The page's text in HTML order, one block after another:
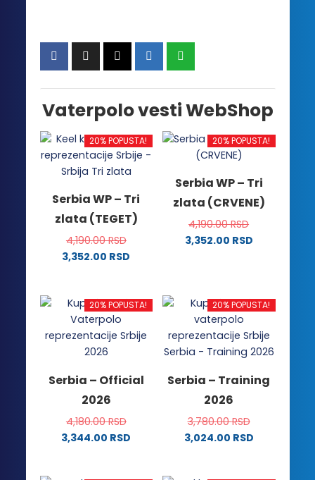
Vaterpolo vesti WebShop
20% POPUSTA!
Serbia WP – Tri
zlata (TEGET)
4,190.00RSD
3,352.00 RSD
ima
više
varijanti.
Opcije
biti
izabrane
na
stranici
20% POPUSTA!
Serbia WP – Tri
zlata (CRVENE)
4,190.00RSD
3,352.00 RSD
više
varijanti.
Opcije
mogu
izabrane
na
stranici
proizvoda.
20% POPUSTA!
Serbia – Official
2026
4,180.00RSD
3,344.00 RSD
20% POPUSTA!
Serbia – Training
2026
3,780.00RSD
3,024.00 RSD